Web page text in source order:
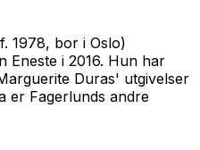
1978, bor i Oslo)
Eneste i 2016. Hun har
Duras' utgivelser
er Fagerlunds andre